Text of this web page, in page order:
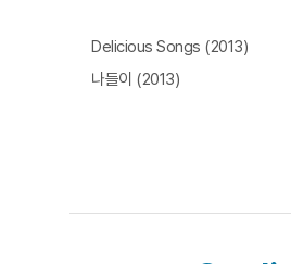
Delicious Songs (2013)
나들이 (2013)